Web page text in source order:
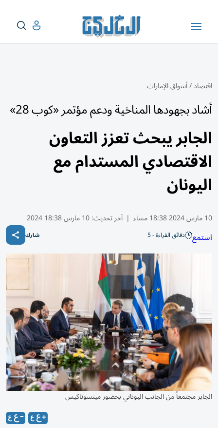
اقتصاد/أسواق الإمارات
أشاد بجهودها المناخية ودعم مؤتمر «كوب 28»
الجابر يبحث تعزز التعاون
الاقتصادي المستدام مع
اليونان
10 مارس 2024 18:38 مساء | آخر تحديث:10 مارس 18:38 2024
استمع دقائق القراءة - 5 شارك
الجابر مجتمعاً من الجانب اليوناني بحضور ميتسوتاكيس